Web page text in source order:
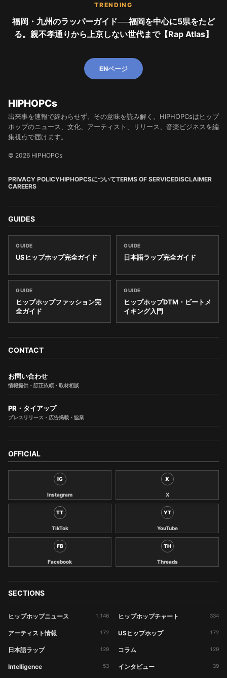
TRENDING
福岡・九州のラッパーガイド──福岡を中心に5県をたど
る。親不孝通りから上京しない世代まで【Rap Atlas】
ENページ
HIPHOPCs
出来事を速報で終わらせず、その意味を読み解く。HIPHOPCsはヒップ
ホップのニュース、文化、アーティスト、リリース、音楽ビジネスを編
集視点で届けます。
© 2026 HIPHOPCs
PRIVACY POLICYHIPHOPCSについてTERMS OF SERVICEDISCLAIMER
CAREERS
GUIDES
GUIDE
USヒップホップ完全ガイド
GUIDE
日本語ラップ完全ガイド
GUIDE
ヒップホップファッション完
全ガイド
GUIDE
ヒップホップDTM・ビートメ
イキング入門
CONTACT
お問い合わせ
情報提供・訂正依頼・取材相談
PR・タイアップ
プレスリリース・広告掲載・協業
OFFICIAL
IG
Instagram
X
X
TT
TikTok
YT
YouTube
FB
Facebook
TH
Threads
SECTIONS
ヒップホップニュース 1,146 ヒップホップチャート 334
アーティスト情報 172 USヒップホップ 172
日本語ラップ 129 コラム 129
Intelligence 53 インタビュー 39